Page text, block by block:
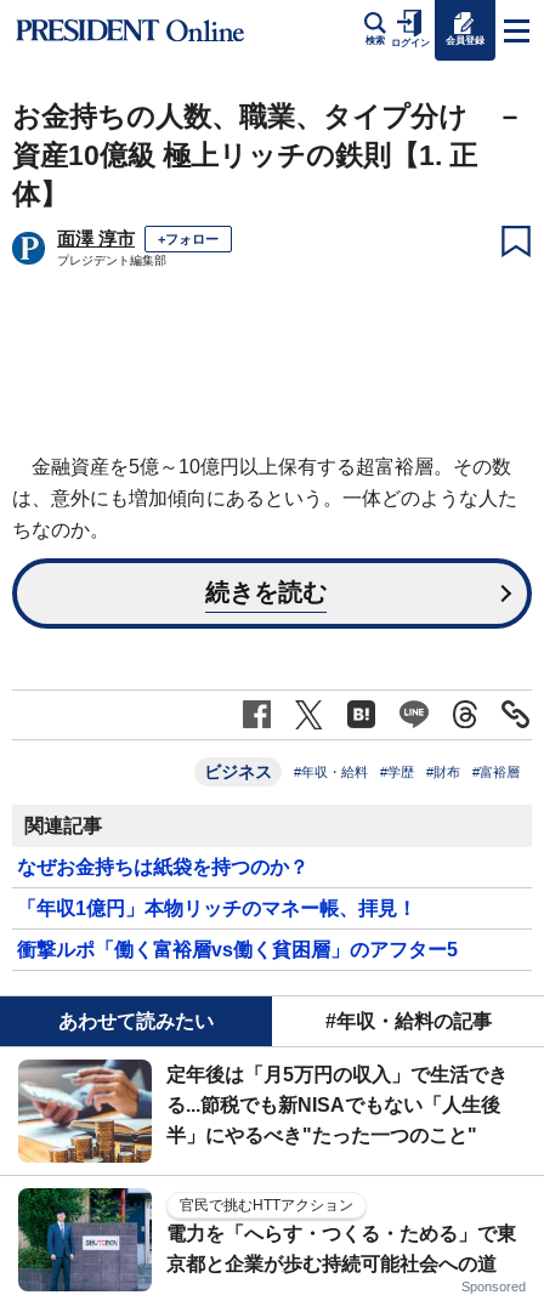
検索 ログイン 会員登録
お金持ちの人数、職業、タイプ分け －
資産10億級 極上リッチの鉄則【1. 正
体】
面澤 淳市 +フォロー
プレジデント編集部
金融資産を5億～10億円以上保有する超富裕層。その数
は、意外にも増加傾向にあるという。一体どのような人た
ちなのか。
続きを読む
ビジネス #年収・給料 #学歴 #財布 #富裕層
関連記事
なぜお金持ちは紙袋を持つのか？
「年収1億円」本物リッチのマネー帳、拝見！
衝撃ルポ「働く富裕層vs働く貧困層」のアフター5
あわせて読みたい #年収・給料の記事
定年後は「月5万円の収入」で生活でき
る...節税でも新NISAでもない「人生後
半」にやるべき"たった一つのこと"
官民で挑むHTTアクション
電力を「へらす・つくる・ためる」で東
京都と企業が歩む持続可能社会への道
Sponsored